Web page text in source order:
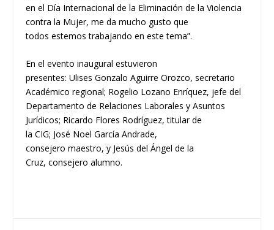
enel Día Internacional de la Eliminación de la Violencia
contra la Mujer, me da mucho gustoque
todosestemos trabajando en este tema”.
En el evento inaugural estuvieron
presentes: Ulises Gonzalo Aguirre Orozco, secretario
Académicoregional; Rogelio Lozano Enríquez, jefe del
Departamento de Relaciones Laborales y Asuntos
Jurídicos; Ricardo Flores Rodríguez,titular de
laCIG; José Noel García Andrade,
consejeromaestro, y Jesús delÁngel de la
Cruz, consejeroalumno.